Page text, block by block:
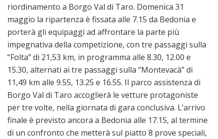
riordinamento a Borgo Val di Taro. Domenica 31
maggio la ripartenza è fissata alle 7.15 da Bedonia e
porterà gli equipaggi ad affrontare la parte più
impegnativa della competizione, con tre passaggi sulla
“Folta” di 21,53 km, in programma alle 8.30, 12.00 e
15.30, alternati ai tre passaggi sulla “Montevacà” di
11,49 km alle 9.55, 13.25 e 16.55. Il parco assistenza di
Borgo Val di Taro accoglierà le vetture protagoniste
per tre volte, nella giornata di gara conclusiva. L’arrivo
finale è previsto ancora a Bedonia alle 17.15, al termine
di un confronto che metterà sul piatto 8 prove speciali,